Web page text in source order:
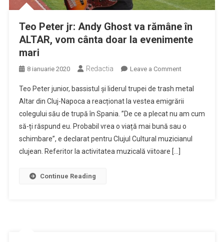
Teo Peter jr: Andy Ghost va rămâne în
ALTAR, vom cânta doar la evenimente
mari
8 ianuarie 2020 Redactia Leave a Commenton
Peter
jr:
Andy
Ghost
va
Teo Peter junior, bassistul și liderul trupei de trash metal
Altar din Cluj-Napoca a reacționat la vestea emigrării
colegului său de trupă în Spania. ”De ce a plecat nu am cum
să-ți răspund eu. Probabil vrea o viață mai bună sau o
schimbare”, e declarat pentru Clujul Cultural muzicianul
clujean. Referitor la activitatea muzicală viitoare […]
Continue Reading